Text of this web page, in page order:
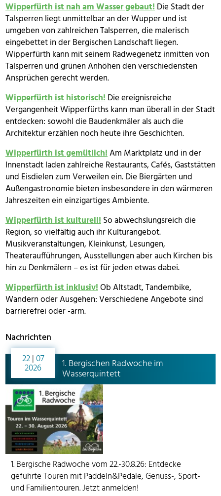
Wipperfürth ist nah am Wasser gebaut!Die Stadt der
Talsperren liegt unmittelbar an der Wupper und ist
umgeben von zahlreichen Talsperren, die malerisch
eingebettet in der Bergischen Landschaft liegen.
Wipperfürth kann mit seinem Radwegenetz inmitten von
Talsperren und grünen Anhöhen den verschiedensten
Ansprüchen gerecht werden.
Wipperfürth ist historisch!Die ereignisreiche
Vergangenheit Wipperfürths kann man überall in der Stadt
entdecken: sowohl die Baudenkmäler als auch die
Architektur erzählen noch heute ihre Geschichten.
Wipperfürth ist gemütlich!Am Marktplatz und in der
Innenstadt laden zahlreiche Restaurants, Cafés, Gaststätten
und Eisdielen zum Verweilen ein. Die Biergärten und
Außengastronomie bieten insbesondere in den wärmeren
Jahreszeiten ein einzigartiges Ambiente.
Wipperfürth ist kulturell!So abwechslungsreich die
Region, so vielfältig auch ihr Kulturangebot.
Musikveranstaltungen, Kleinkunst, Lesungen,
Theateraufführungen, Ausstellungen aber auch Kirchen bis
hin zu Denkmälern – es ist für jeden etwas dabei.
Wipperfürth ist inklusiv!Ob Altstadt, Tandembike,
Wandern oder Ausgehen: Verschiedene Angebote sind
barrierefrei oder -arm.
Nachrichten
22|07
2026 1. Bergischen Radwoche im
Wasserquintett
1. Bergische Radwoche vom 22.-30.8.26: Entdecke
geführte Touren mit Paddeln&Pedale, Genuss-, Sport-
und Familientouren. Jetzt anmelden!